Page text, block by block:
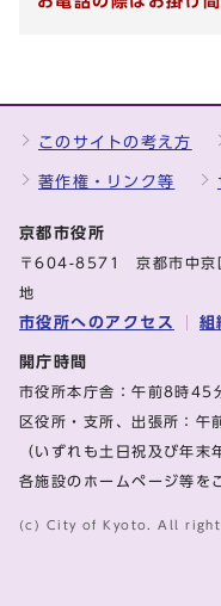
このサイトの考え方
著作権・リンク等
京都市役所
〒604-8571 京都市中京
地
市役所へのアクセス 組
開庁時間
市役所本庁舎：午前8時
区役所・支所、出張所：
（いずれも土日祝及び年末
各施設のホームページ等を
(c) City of Kyoto. All